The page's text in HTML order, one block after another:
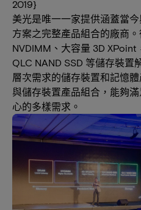
2019}
美光是唯一一家提供涵蓋當
方案之完整產品組合的廠商
NVDIMM、大容量 3D XPoint
QLC NAND SSD 等儲存裝置
層次需求的儲存裝置和記憶
與儲存裝置產品組合，能夠
心的多樣需求。